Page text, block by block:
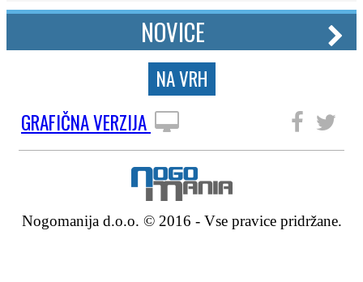
NOVICE
NA VRH
GRAFIČNA VERZIJA
Nogomanija d.o.o. © 2016 - Vse pravice pridržane.